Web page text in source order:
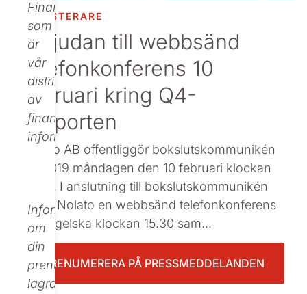
Finance,
som
är
vår
distributör
av
finansiell
information.
Informationen
om
din
prenumeration
lagras
INVESTERARE
Inbjudan till webbsänd
telefonkonferens 10
februari kring Q4-
rapporten
Nolato AB offentliggör bokslutskommunikén
för 2019 måndagen den 10 februari klockan
14.30. I anslutning till bokslutskommunikén
håller Nolato en webbsänd telefonkonferens
på engelska klockan 15.30 sam...
PRENUMERERA PÅ PRESSMEDDELANDEN